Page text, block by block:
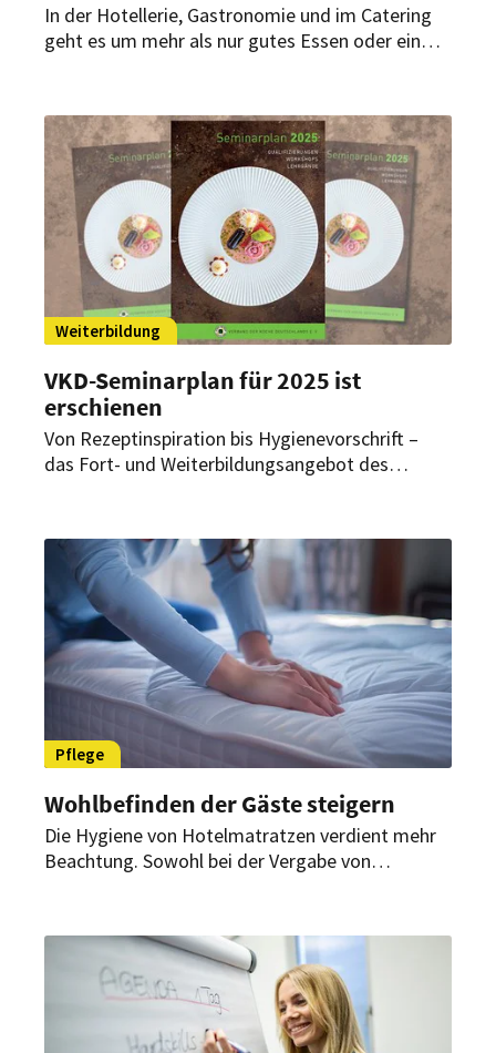
In der Hotellerie, Gastronomie und im Catering
geht es um mehr als nur gutes Essen oder ein
Betriebs. Gäste erwarten Perfektion. Mit Pro
Formula von Diversey können diese Erwartungen
professionell übertroffen werden.
Weiterbildung
VKD-Seminarplan für 2025 ist
erschienen
Von Rezeptinspiration bis Hygienevorschrift –
das Fort- und Weiterbildungsangebot des
Ideen für die Arbeit in der Profiküche. Der
Seminarplan für das kommende Jahr wurde nun
veröffentlicht.
Pflege
Wohlbefinden der Gäste steigern
Die Hygiene von Hotelmatratzen verdient mehr
Beachtung. Sowohl bei der Vergabe von
Schlafkomfort der Gäste spielt eine saubere
Schlafunterlage eine entscheidende Rolle.